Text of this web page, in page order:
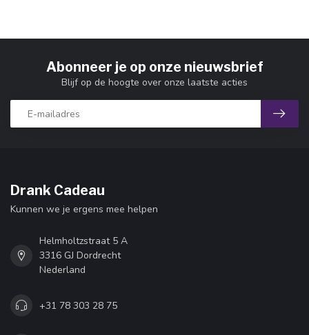
Abonneer je op onze nieuwsbrief
Blijf op de hoogte over onze laatste acties
Drank Cadeau
Kunnen we je ergens mee helpen
Helmholtzstraat 5 A
3316 GJ Dordrecht
Nederland
+31 78 303 28 75